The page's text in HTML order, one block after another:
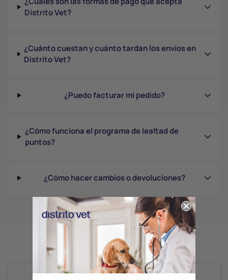
Distrito Vet?
¿Cuánto cuestan y cuánto tardan los envíos en
Distrito Vet?
¿Puedo facturar mi pedido?
¿Cómo funciona el programa de lealtad de
puntos?
¿Cómo hacer cambios o devoluciones?
Productos relacionados